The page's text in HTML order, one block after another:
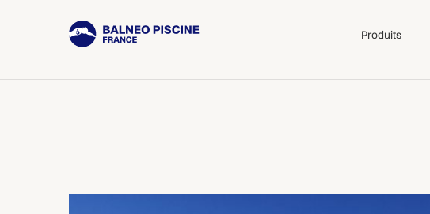
Produits